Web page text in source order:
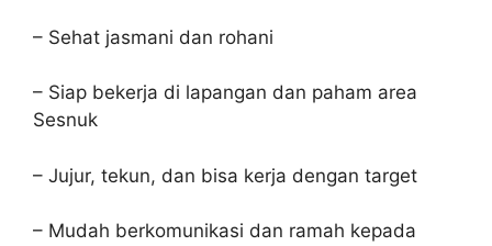
– Sehat jasmani dan rohani
– Siap bekerja di lapangan dan paham area
Sesnuk
– Jujur, tekun, dan bisa kerja dengan target
– Mudah berkomunikasi dan ramah kepada